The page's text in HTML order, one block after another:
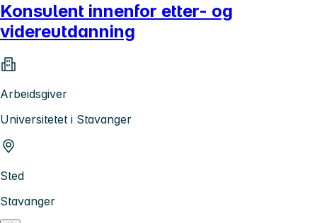
Konsulent innenfor etter- og
videreutdanning
Arbeidsgiver
Universitetet i Stavanger
Sted
Stavanger